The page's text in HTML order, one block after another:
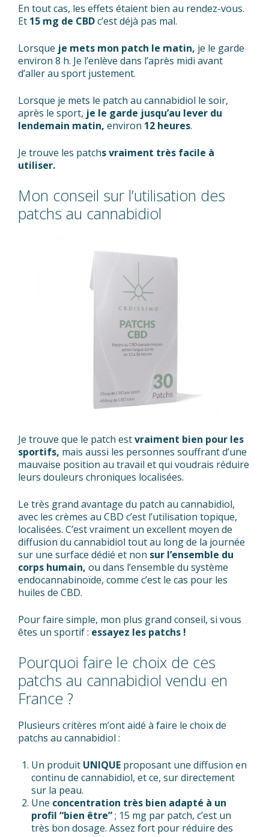
En tout cas, les effets étaient bien au rendez-vous.
Et 15 mg de CBDc’est déjà pas mal.
Lorsque je mets mon patch le matin, je le garde
environ 8 h. Je l’enlève dans l’après midi avant
d’aller au sport justement.
Lorsque je mets le patch au cannabidiol le soir,
après le sport, je le garde jusqu’au lever du
lendemain matin, environ 12 heures.
Je trouve les patchs vraiment très facile à
utiliser.
Mon conseil sur l’utilisation des
patchs au cannabidiol
Je trouve que le patch estvraiment bien pour les
sportifs, mais aussi les personnes souffrant d’une
mauvaise position au travail et qui voudrais réduire
leurs douleurs chroniques localisées.
Le très grand avantage du patch au cannabidiol,
avec les crèmes au CBD c’est l’utilisation topique,
localisées. C’est vraiment un excellent moyen de
diffusion du cannabidiol tout au long de la journée
sur une surface dédié et non sur l’ensemble du
corps humain, ou dans l’ensemble du système
endocannabinoïde, comme c’est le cas pour les
huiles de CBD.
Pour faire simple, mon plus grand conseil, si vous
êtes un sportif : essayez les patchs !
Pourquoi faire le choix de ces
patchs au cannabidiol vendu en
France ?
Plusieurs critères m’ont aidé à faire le choix de
patchs au cannabidiol :
Un produit UNIQUE proposant une diffusion en
continu de cannabidiol, et ce, sur directement
sur la peau.
Une concentration très bien adapté à un
profil “bien être”; 15 mg par patch, c’est un
très bon dosage. Assez fort pour réduire des